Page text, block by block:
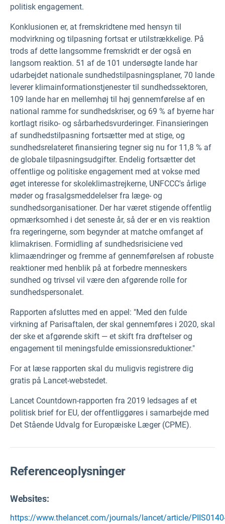
politisk engagement.
Konklusionen er, at fremskridtene med hensyn til
modvirkning og tilpasning fortsat er utilstrækkelige. På
trods af dette langsomme fremskridt er der også en
langsom reaktion. 51 af de 101 undersøgte lande har
udarbejdet nationale sundhedstilpasningsplaner, 70 lande
leverer klimainformationstjenester til sundhedssektoren,
109 lande har en mellemhøj til høj gennemførelse af en
national ramme for sundhedskriser, og 69 % af byerne har
kortlagt risiko- og sårbarhedsvurderinger. Finansieringen
af sundhedstilpasning fortsætter med at stige, og
sundhedsrelateret finansiering tegner sig nu for 11,8 % af
de globale tilpasningsudgifter. Endelig fortsætter det
offentlige og politiske engagement med at vokse med
øget interesse for skoleklimastrejkerne, UNFCCC's årlige
møder og frasalgsmeddelelser fra læge- og
sundhedsorganisationer. Der har været stigende offentlig
opmærksomhed i det seneste år, så der er en vis reaktion
fra regeringerne, som begynder at matche omfanget af
klimakrisen. Formidling af sundhedsrisiciene ved
klimaændringer og fremme af gennemførelsen af robuste
reaktioner med henblik på at forbedre menneskers
sundhed og trivsel vil være den afgørende rolle for
sundhedspersonalet.
Rapporten afsluttes med en appel: "Med den fulde
virkning af Parisaftalen, der skal gennemføres i 2020, skal
der ske et afgørende skift — et skift fra drøftelser og
engagement til meningsfulde emissionsreduktioner."
For at læse rapporten skal du muligvis registrere dig
gratis på Lancet-webstedet.
Lancet Countdown-rapporten fra 2019 ledsages af et
politisk brief for EU, der offentliggøres i samarbejde med
Det Stående Udvalg for Europæiske Læger (CPME).
Referenceoplysninger
Websites:
https://www.thelancet.com/journals/lancet/article/